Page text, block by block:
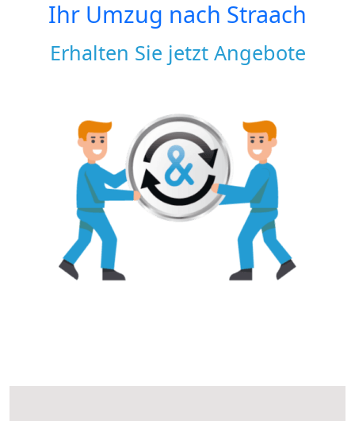
Ihr Umzug nach Straach
Erhalten Sie jetzt Angebote